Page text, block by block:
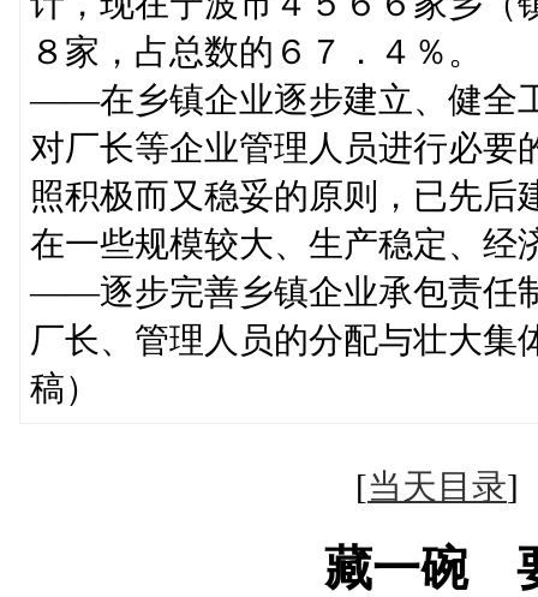
８家，占总数的６７．４％。
——在乡镇企业逐步建立、健全
对厂长等企业管理人员进行必要
照积极而又稳妥的原则，已先后
在一些规模较大、生产稳定、经
——逐步完善乡镇企业承包责任
厂长、管理人员的分配与壮
稿）
[当天目录
藏一碗